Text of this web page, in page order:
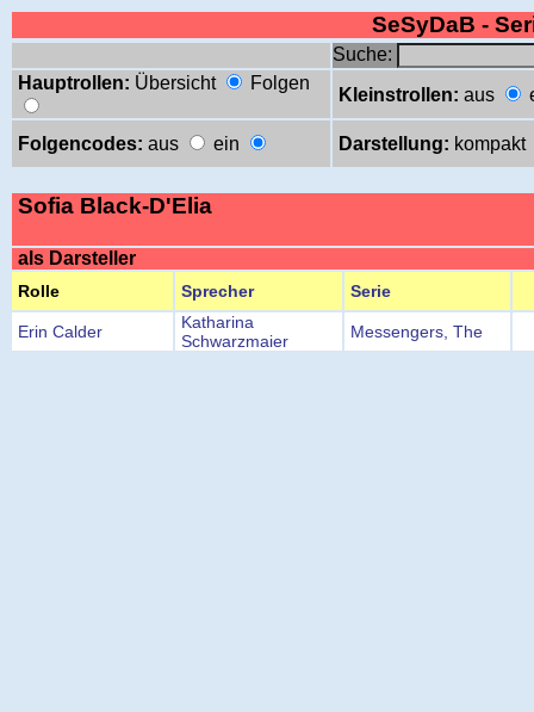
SeSyDaB -
Suche:
Hauptrollen: Übersicht Folgen
Kleinstrollen: aus
Folgencodes: aus ein Darstellung: kompakt
Sofia Black-D'Elia
als Darsteller
Rolle Sprecher Serie
Erin Calder
Katharina
Schwarzmaier
Messengers, The